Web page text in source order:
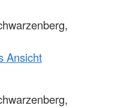
Ansicht